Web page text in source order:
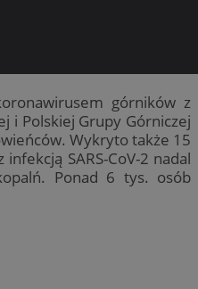
górników z
i Polskiej Grupy Górniczej
Wykryto także 15
SARS-CoV-2 nadal
Ponad 6 tys. osób